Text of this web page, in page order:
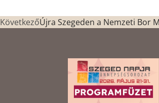
KövetkezőÚjra Szegeden a Nemzeti Bor